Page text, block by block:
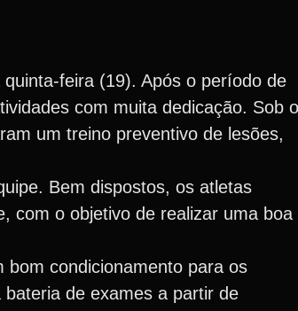
feira (19). Após o período de
com muita dedicação. Sob
um treino preventivo de lesões,
Bem dispostos, os atletas
com o objetivo de realizar uma boa
bom condicionamento para os
de exames a partir de